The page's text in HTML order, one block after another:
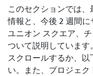
このセクションでは
情報と、今後 2 週間に
ユニオン スクエア、
ついて説明していま
スクロールするか、以
い。また、プロジェク